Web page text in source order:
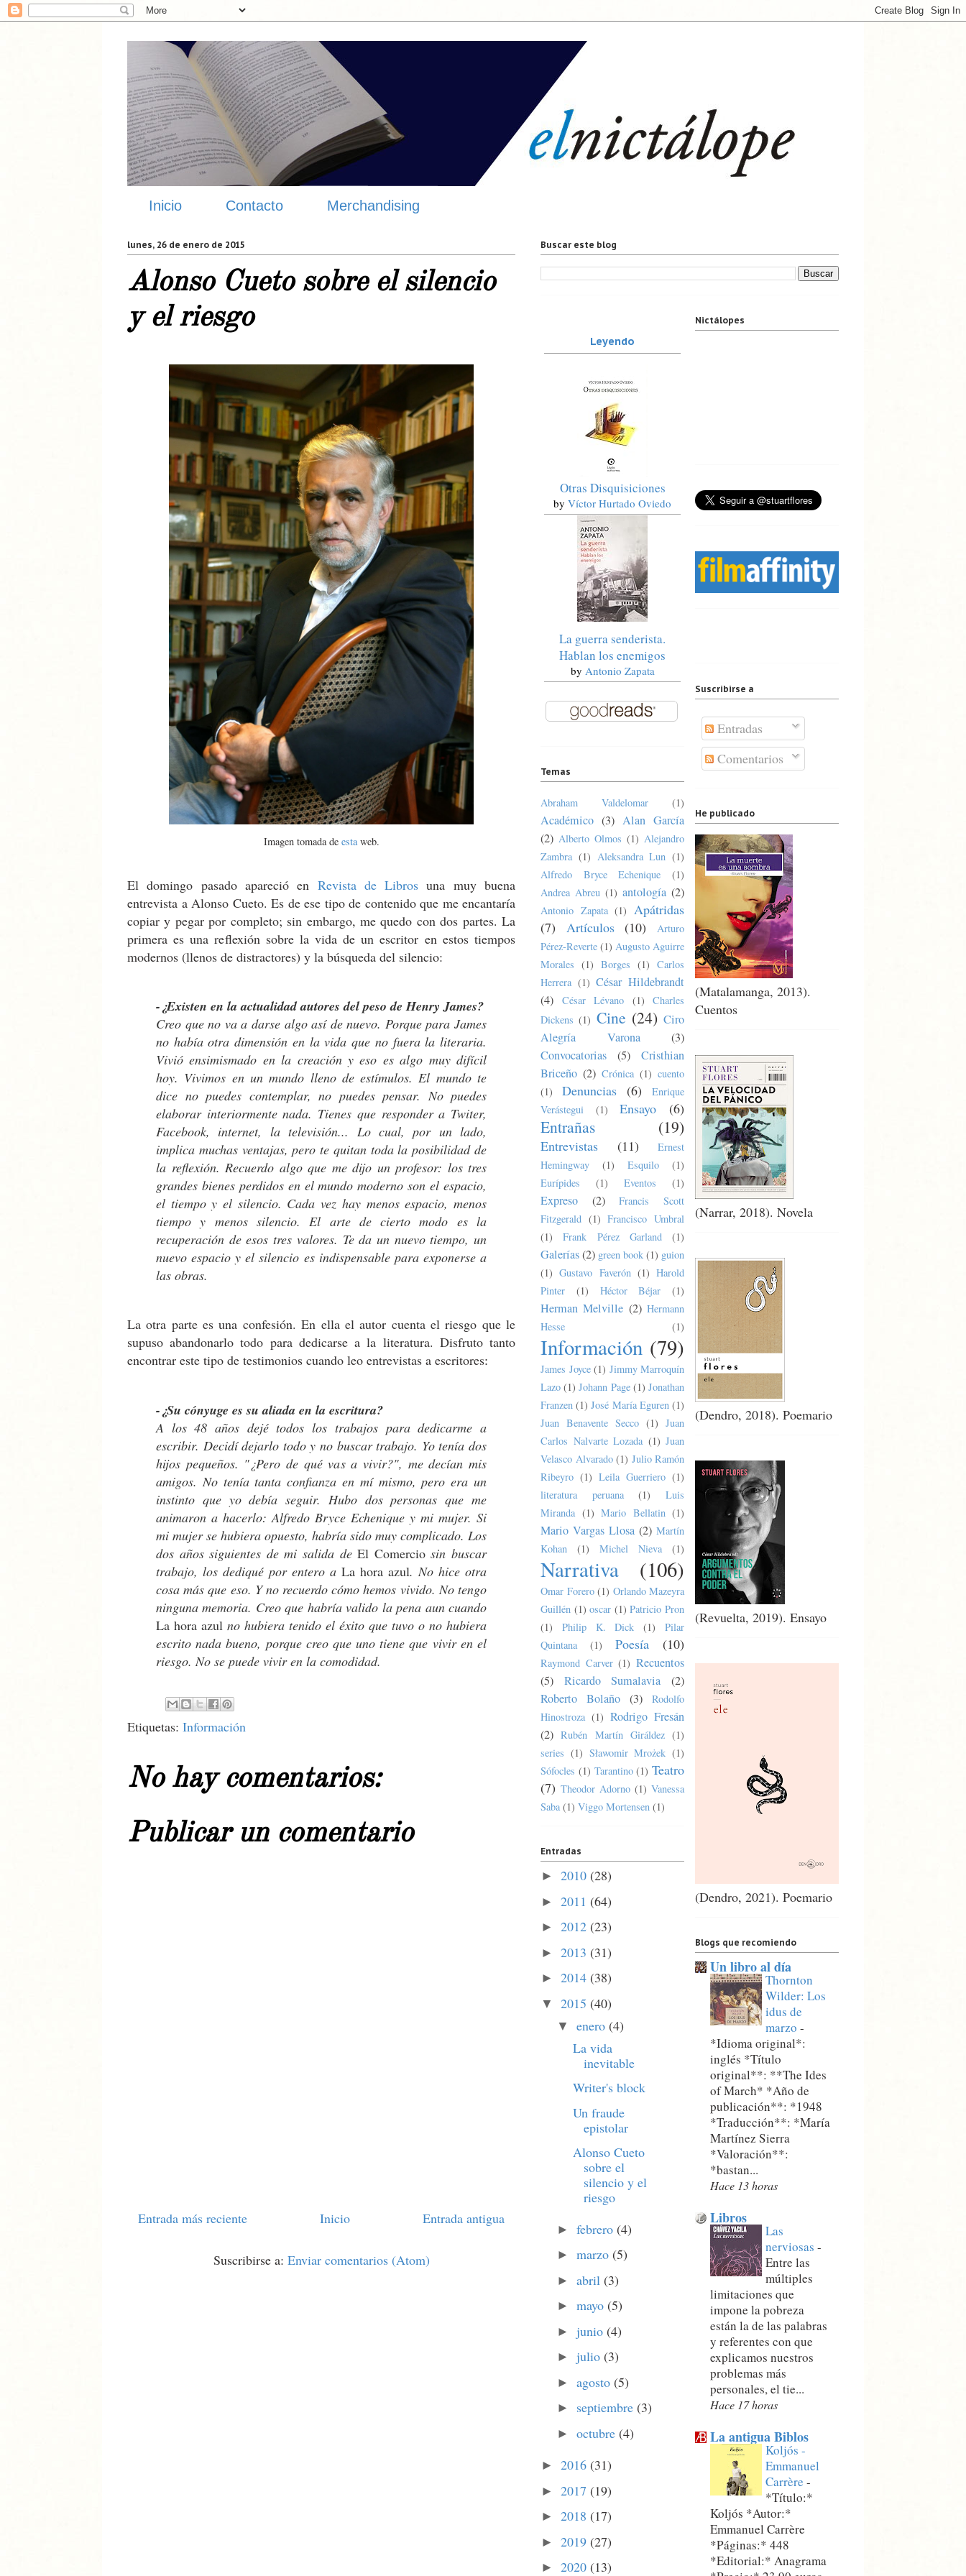
Inicio Contacto Merchandising
lunes, 26 de enero de 2015
Alonso Cueto sobre el silencio
y el riesgo
Imagen tomada de estaweb.
El domingo pasado apareció en Revista de Libros una muy buena
entrevista a Alonso Cueto. Es de ese tipo de contenido que me encantaría
copiar y pegar por completo; sin embargo, me quedo con dos partes. La
primera es una reflexión sobre la vida de un escritor en estos tiempos
modernos (llenos de distractores) y la búsqueda del silencio:
-¿Existen en la actualidad autores del peso de Henry James?
Creo que no va a darse algo así de nuevo. Porque para James
no había otra dimensión en la vida que no fuera la literaria.
Vivió ensimismado en la creación y eso es algo muy difícil
hoy. Vivimos en un mundo lleno de estímulos. El mundo te
dice no puedes contemplar, no puedes pensar. No puedes
elaborar interiormente nada. Tienes que responder a Twiter,
Facebook, internet, la televisión... Lo cual, por un lado,
implica muchas ventajas, pero te quitan toda la posibilidad de
la reflexión. Recuerdo algo que me dijo un profesor: los tres
grandes bienes perdidos en el mundo moderno son el espacio,
el tiempo y el silencio. Cada vez hay menos espacio, menos
tiempo y menos silencio. El arte de cierto modo es la
recuperación de esos tres valores. Te da un nuevo tiempo, un
nuevo espacio y el silencio es indispensable para exponerse a
las obras.
La otra parte es una confesión. En ella el autor cuenta el riesgo que le
supuso abandonarlo todo para dedicarse a la literatura. Disfruto tanto
encontrar este tipo de testimonios cuando leo entrevistas a escritores:
-¿Su cónyuge es su aliada en la escritura?
A los 48 años dejé todos los trabajos para dedicarme a
escribir. Decidí dejarlo todo y no buscar trabajo. Yo tenía dos
hijos pequeños. "¿Pero de qué vas a vivir?", me decían mis
amigos. No tenía tanta confianza en mí mismo, pero era un
instinto que yo debía seguir. Hubo dos personas que me
animaron a hacerlo: Alfredo Bryce Echenique y mi mujer. Si
mi mujer se hubiera opuesto, habría sido muy complicado. Los
dos años siguientes de mi salida deEl Comerciosin buscar
trabajo, los dediqué por entero a La hora azul. No hice otra
cosa más que eso. Y no recuerdo cómo hemos vivido. No tengo
ninguna memoria. Creo que habría valido la pena aun cuando
La hora azul no hubiera tenido el éxito que tuvo o no hubiera
escrito nada bueno, porque creo que uno tiene que vivir en el
riesgo. No se puede vivir en la comodidad.
Etiquetas: Información
No hay comentarios:
Publicar un comentario
Entrada más reciente Entrada antigua
Inicio
Suscribirse a: Enviar comentarios (Atom)
Buscar este blog
Leyendo
Otras Disquisiciones
by Víctor Hurtado Oviedo
La guerra senderista.
Hablan los enemigos
by Antonio Zapata
Temas
Abraham Valdelomar (1)
Académico (3) Alan García
(2) Alberto Olmos (1) Alejandro
Zambra (1) Aleksandra Lun (1)
Alfredo Bryce Echenique
(1)
Andrea Abreu (1) antología (2)
Antonio Zapata (1) Apátridas
(7)
Artículos (10)
Arturo
Pérez-Reverte (1) Augusto Aguirre
Morales (1) Borges (1) Carlos
Herrera (1) César Hildebrandt
(4)
César Lévano (1)
Charles
Dickens (1) Cine (24) Ciro
Alegría Varona
(3)
Convocatorias
(5)
Cristhian
Briceño (2) Crónica (1) cuento
(1)
Denuncias (6)
Enrique
Verástegui
(1) Ensayo (6)
Entrañas (19)
Entrevistas (11)
Ernest
Hemingway
(1) Esquilo
(1)
Eurípides
(1) Eventos (1)
Expreso (2)
Francis Scott
Fitzgerald (1) Francisco Umbral
(1)
Frank Pérez Garland (1)
Galerías(2) green book (1) guion
(1) Gustavo Faverón (1) Harold
Pinter
(1) Héctor Béjar (1)
Herman Melville (2) Hermann
Hesse
(1)
Información (79)
James Joyce (1) Jimmy Marroquín
Lazo (1) Johann Page (1) Jonathan
Franzen (1) José María Eguren (1)
Juan Benavente Secco (1) Juan
Carlos Nalvarte Lozada (1) Juan
Velasco Alvarado (1) Julio Ramón
Ribeyro (1) Leila Guerriero (1)
literatura peruana
(1)
Luis
Miranda (1) Mario Bellatin (1)
Mario Vargas Llosa (2) Martín
Kohan
(1) Michel Nieva (1)
Narrativa (106)
Omar Forero (1) Orlando Mazeyra
Guillén (1) oscar (1) Patricio Pron
(1)
Philip K. Dick (1)
Pilar
Quintana
(1) Poesía (10)
Raymond Carver (1) Recuentos
(5)
Ricardo Sumalavia
(2)
Roberto Bolaño (3)
Rodolfo
Hinostroza (1) Rodrigo Fresán
(2) Rubén Martín Giráldez (1)
series (1) Sławomir Mrożek (1)
Sófocles (1) Tarantino (1) Teatro
(7) Theodor Adorno (1) Vanessa
Saba (1) Viggo Mortensen (1)
Entradas
► 2010 (28)
► 2011 (64)
► 2012 (23)
► 2013 (31)
► 2014 (38)
▼ 2015 (40)
▼ enero (4)
La vida
inevitable
Writer's block
Un fraude
epistolar
Alonso Cueto
sobre el
silencio y el
riesgo
► febrero (4)
► marzo (5)
► abril (3)
► mayo (5)
► junio (4)
► julio (3)
► agosto (5)
► septiembre (3)
► octubre (4)
► 2016 (31)
► 2017 (19)
► 2018 (17)
► 2019 (27)
► 2020 (13)
Nictálopes
Suscribirse a
Entradas
Comentarios
He publicado
(Matalamanga, 2013).
Cuentos
(Narrar, 2018). Novela
(Dendro, 2018). Poemario
(Revuelta, 2019). Ensayo
(Dendro, 2021). Poemario
Blogs que recomiendo
Un libro al día
Thornton
Wilder: Los
idus de
marzo -
*Idioma original*:
inglés *Título
original**: **The Ides
of March* *Año de
publicación**: *1948
*Traducción**: *María
Martínez Sierra
*Valoración**:
*bastan...
Hace 13 horas
Libros
Las
nerviosas -
Entre las
múltiples
limitaciones que
impone la pobreza
están la de las palabras
y referentes con que
explicamos nuestros
problemas más
personales, el tie...
Hace 17 horas
La antigua Biblos
Koljós -
Emmanuel
Carrère -
*Título:*
Koljós *Autor:*
Emmanuel Carrère
*Páginas:* 448
*Editorial:* Anagrama